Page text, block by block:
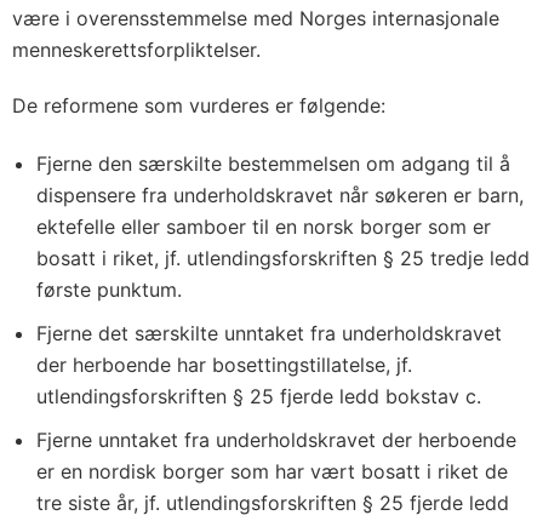
være i overensstemmelse med Norges internasjonale
menneskerettsforpliktelser.
De reformene som vurderes er følgende:
Fjerne den særskilte bestemmelsen om adgang til å
dispensere fra underholdskravet når søkeren er barn,
ektefelle eller samboer til en norsk borger som er
bosatt i riket, jf. utlendingsforskriften § 25 tredje ledd
første punktum.
Fjerne det særskilte unntaket fra underholdskravet
der herboende har bosettingstillatelse, jf.
utlendingsforskriften § 25 fjerde ledd bokstav c.
Fjerne unntaket fra underholdskravet der herboende
er en nordisk borger som har vært bosatt i riket de
tre siste år, jf. utlendingsforskriften § 25 fjerde ledd